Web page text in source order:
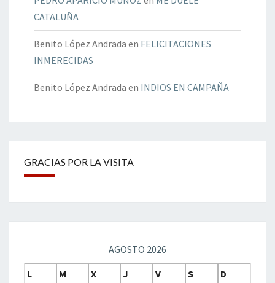
CATALUÑA
Benito López Andrada en FELICITACIONES
INMERECIDAS
Benito López Andrada en INDIOS EN CAMPAÑA
GRACIAS POR LA VISITA
AGOSTO 2026
L
M X J V S
D